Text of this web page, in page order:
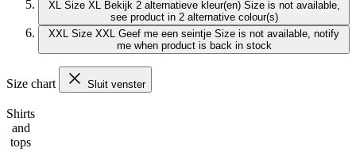
XL Size XL Bekijk 2 alternatieve kleur(en) Size is not available,
see product in 2 alternative colour(s)
XXL Size XXL Geef me een seintje Size is not available, notify
me when product is back in stock
Size chart Sluit venster
Shirts
and
tops